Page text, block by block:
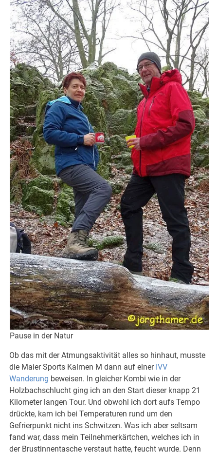
Pause in der Natur
Ob das mit der Atmungsaktivität alles so hinhaut, musste
die Maier Sports Kalmen M dann auf einer IVV
Wanderung beweisen. In gleicher Kombi wie in der
Holzbachschlucht ging ich an den Start dieser knapp 21
Kilometer langen Tour. Und obwohl ich dort aufs Tempo
drückte, kam ich bei Temperaturen rund um den
Gefrierpunkt nicht ins Schwitzen. Was ich aber seltsam
fand war, dass mein Teilnehmerkärtchen, welches ich in
der Brustinnentasche verstaut hatte, feucht wurde. Denn